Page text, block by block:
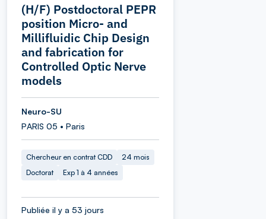
(H/F) Postdoctoral PEPR
position Micro‑ and
Millifluidic Chip Design
and fabrication for
Controlled Optic Nerve
models
Neuro-SU
PARIS 05 • Paris
Chercheur en contrat CDD
24 mois
Doctorat
Exp 1 à 4 années
Publiée il y a 53 jours